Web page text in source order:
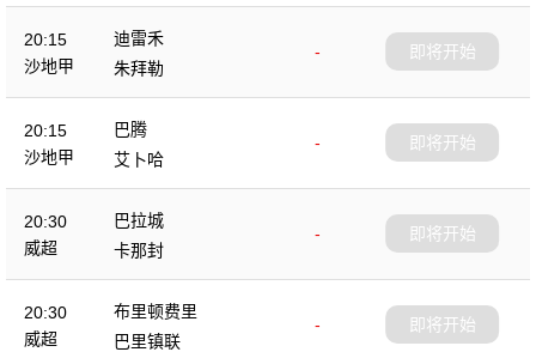
20:15
沙地甲
迪雷禾
-
朱拜勒
即将开始
20:15
沙地甲
巴腾
-
艾卜哈
即将开始
20:30
威超
巴拉城
-
卡那封
即将开始
20:30
威超
布里顿费里
-
巴里镇联
即将开始